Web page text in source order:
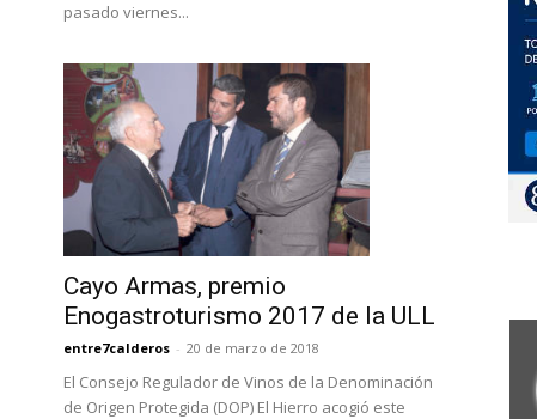
pasado viernes...
Cayo Armas, premio
Enogastroturismo 2017 de la ULL
entre7calderos - 20 de marzo de 2018
El Consejo Regulador de Vinos de la Denominación
de Origen Protegida (DOP) El Hierro acogió este